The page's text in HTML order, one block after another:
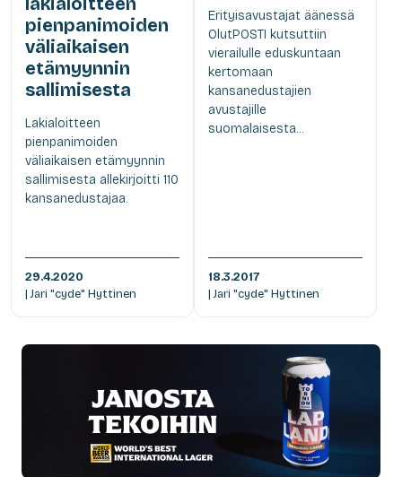
pienpanimoiden
väliaikaisen
etämyynnin
sallimisesta
Lakialoitteen
pienpanimoiden
väliaikaisen etämyynnin
sallimisesta allekirjoitti 110
kansanedustajaa.
29.4.2020
| Jari "cyde" Hyttinen
Erityisavustajat äänessä
OlutPOSTI kutsuttiin
vierailulle eduskuntaan
kertomaan
kansanedustajien
avustajille
suomalaisesta...
18.3.2017
| Jari "cyde" Hyttinen